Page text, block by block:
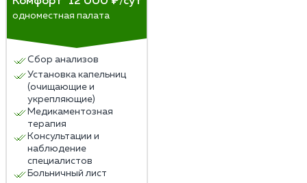
одноместная палата
Сбор анализов
Установка капельниц
(очищающие и
укрепляющие)
Медикаментозная
терапия
Консультации и
наблюдение
специалистов
Больничный лист